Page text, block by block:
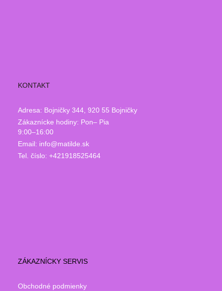
KONTAKT
Adresa: Bojničky 344, 920 55 Bojničky
Zákaznícke hodiny: Pon– Pia
9:00–16:00
Email: info@matilde.sk
Tel. číslo: +421918525464
ZÁKAZNÍCKY SERVIS
Obchodné podmienky